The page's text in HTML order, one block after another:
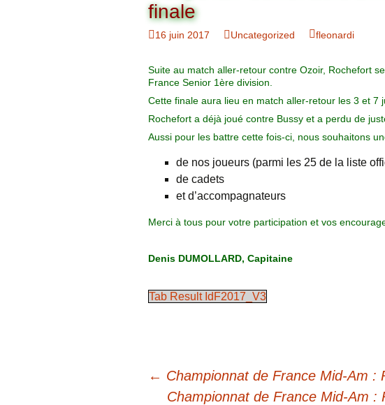
Organigramme
Commission Loisirs
Commission Sportive
Ryder Cup
Couronne
Brut Dames
Juin
finale
16 juin 2017 Uncategorized fleonardi
Suite au match aller-retour contre Ozoir, Rochefort
France Senior 1ère division.
Cette finale aura lieu en match aller-retour les 3 et 7
Rochefort a déjà joué contre Bussy et a perdu de
Aussi pour les battre cette fois-ci, nous souhaitons
de nos joueurs (parmi les 25 de la liste
de cadets
et d’accompagnateurs
Merci à tous pour votre participation et vos
Denis DUMOLLARD, Capitaine
Tab Result IdF2017_V3
← Championnat de France Mid-Am :
Championnat de France Mid-Am